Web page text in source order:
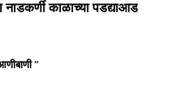
काळाच्या पडद्याआड
"